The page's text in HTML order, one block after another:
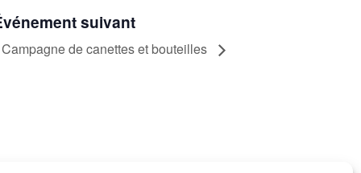
suivant
Campagne de canettes et bouteilles